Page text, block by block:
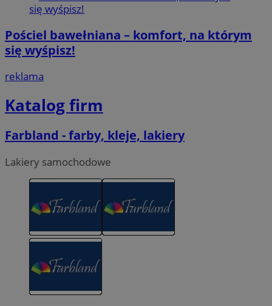
Pościel bawełniana – komfort, na którym
się wyśpisz!
reklama
Katalog firm
Farbland - farby, kleje, lakiery
Lakiery samochodowe